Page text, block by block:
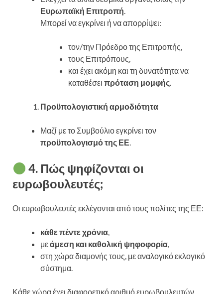
Ευρωπαϊκή Επιτροπή.
Μπορεί να εγκρίνει ή να απορρίψει:
τον/την Πρόεδρο της Επιτροπής,
τους Επιτρόπους,
και έχει ακόμη και τη δυνατότητα να
καταθέσει πρόταση μομφής.
Προϋπολογιστική αρμοδιότητα
Μαζί με το Συμβούλιο εγκρίνει τον
προϋπολογισμό της ΕΕ.
4. Πώς ψηφίζονται οι
ευρωβουλευτές;
Οι ευρωβουλευτές εκλέγονται από τους πολίτες της ΕΕ:
κάθε πέντε χρόνια,
μεάμεση και καθολική ψηφοφορία,
στη χώρα διαμονής τους, με αναλογικό εκλογικό
σύστημα.
Κάθε χώρα έχει διαφορετικό αριθμό ευρωβουλευτών,